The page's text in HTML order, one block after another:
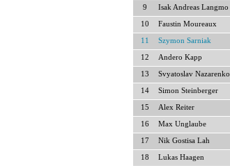
9 Isak Andreas Langmo
10 Faustin Moureaux
11 Szymon Sarniak
12 Andero Kapp
13 Svyatoslav Nazarenko
14 Simon Steinberger
15 Alex Reiter
16 Max Unglaube
17 Nik Gostisa Lah
18 Lukas Haagen